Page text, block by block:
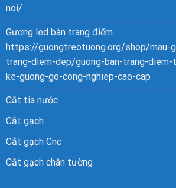
noi/
Gương led bàn trang điểm
https://guongtreotuong.org/shop/mau-
trang-diem-dep/guong-ban-trang-
ke-guong-go-cong-nghiep-cao-cap
Cắt tia nước
Cắt gạch
Cắt gạch Cnc
Cắt gạch chân tường